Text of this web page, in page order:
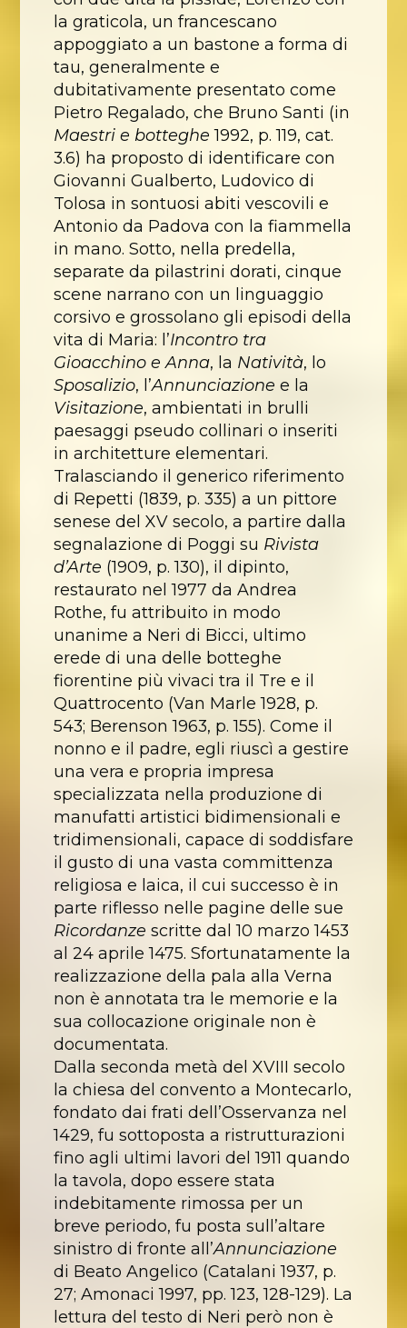
la graticola, un francescano
appoggiato a un bastone a forma di
tau, generalmente e
dubitativamente presentato come
Pietro Regalado, che Bruno Santi (in
Maestri e botteghe 1992, p. 119, cat.
3.6) ha proposto di identificare con
Giovanni Gualberto, Ludovico di
Tolosa in sontuosi abiti vescovili e
Antonio da Padova con la fiammella
in mano. Sotto, nella predella,
separate da pilastrini dorati, cinque
scene narrano con un linguaggio
corsivo e grossolano gli episodi della
vita di Maria: l’Incontro tra
Gioacchino e Anna, la Natività, lo
Sposalizio, l’Annunciazione e la
Visitazione, ambientati in brulli
paesaggi pseudo collinari o inseriti
in architetture elementari.
Tralasciando il generico riferimento
di Repetti (1839, p. 335) a un pittore
senese del XV secolo, a partire dalla
segnalazione di Poggi su Rivista
d’Arte (1909, p. 130), il dipinto,
restaurato nel 1977 da Andrea
Rothe, fu attribuito in modo
unanime a Neri di Bicci, ultimo
erede di una delle botteghe
fiorentine più vivaci tra il Tre e il
Quattrocento (Van Marle 1928, p.
543; Berenson 1963, p. 155). Come il
nonno e il padre, egli riuscì a gestire
una vera e propria impresa
specializzata nella produzione di
manufatti artistici bidimensionali e
tridimensionali, capace di soddisfare
il gusto di una vasta committenza
religiosa e laica, il cui successo è in
parte riflesso nelle pagine delle sue
Ricordanze scritte dal 10 marzo 1453
al 24 aprile 1475. Sfortunatamente la
realizzazione della pala alla Verna
non è annotata tra le memorie e la
sua collocazione originale non è
documentata.
Dalla seconda metà del XVIII secolo
la chiesa del convento a Montecarlo,
fondato dai frati dell’Osservanza nel
1429, fu sottoposta a ristrutturazioni
fino agli ultimi lavori del 1911 quando
la tavola, dopo essere stata
indebitamente rimossa per un
breve periodo, fu posta sull’altare
sinistro di fronte all’Annunciazione
di Beato Angelico (Catalani 1937, p.
27; Amonaci 1997, pp. 123, 128-129). La
lettura del testo di Neri però non è